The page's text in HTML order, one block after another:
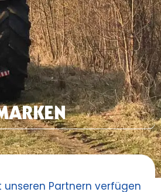
Partnern verfügen